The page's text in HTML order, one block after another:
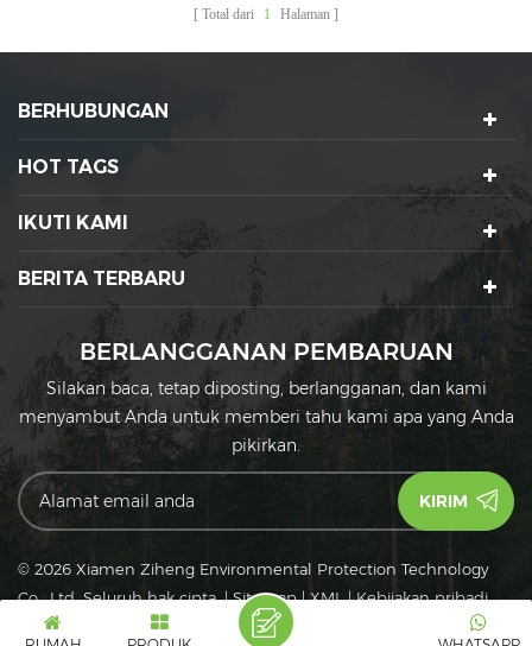
Total dari 1 Halaman
BERHUBUNGAN
HOT TAGS
IKUTI KAMI
BERITA TERBARU
BERLANGGANAN PEMBARUAN
Silakan baca, tetap diposting, berlangganan, dan kami
menyambut Anda untuk memberi tahu kami apa yang Anda
pikirkan.
© 2026 Xiamen Ziheng Environmental Protection Technology
Co., Ltd. Seluruh hak cipta.|Sitemap|XML|Kebijakan pribadi
IPv6
Jaringan IPv6 didukung